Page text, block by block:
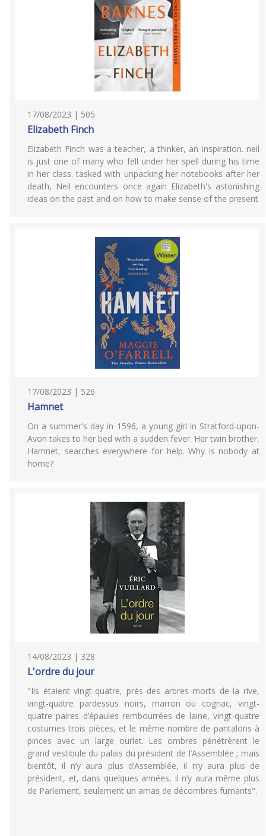
17/08/2023 | 505
Elizabeth Finch
Elizabeth Finch was a teacher, a thinker, an inspiration. neil
is just one of many who fell under her spell during his time
in her class. tasked with unpacking her notebooks after her
death, Neil encounters once again Elizabeth's astonishing
ideas on the past and on how to make sense of the present
17/08/2023 | 526
Hamnet
On a summer's day in 1596, a young girl in Stratford-upon-
Avon takes to her bed with a sudden fever. Her twin brother,
Hamnet, searches everywhere for help. Why is nobody at
home?
14/08/2023 | 328
L'ordre du jour
"Ils étaient vingt-quatre, près des arbres morts de la rive,
vingt-quatre pardessus noirs, marron ou cognac, vingt-
quatre paires d’épaules rembourrées de laine, vingt-quatre
costumes trois pièces, et le même nombre de pantalons à
pinces avec un large ourlet. Les ombres pénétrèrent le
grand vestibule du palais du président de l’Assemblée ; mais
bientôt, il n’y aura plus d’Assemblée, il n’y aura plus de
président, et, dans quelques années, il n’y aura même plus
de Parlement, seulement un amas de décombres fumants".